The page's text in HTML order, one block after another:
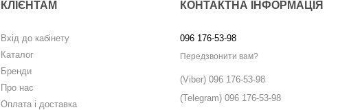
КЛІЄНТАМ
Вхід до кабінету
Каталог
Бренди
Про нас
Оплата і доставка
КОНТАКТНА ІНФОРМАЦІЯ
096 176-53-98
Передзвонити вам?
(Viber) 096 176-53-98
(Telegram) 096 176-53-98